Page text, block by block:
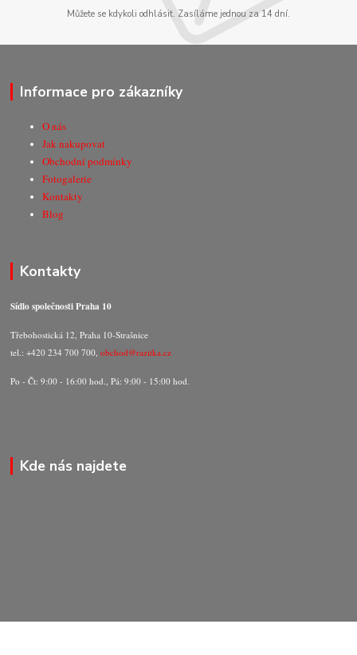
Můžete se kdykoli odhlásit. Zasíláme jednou za 14 dní.
Informace pro zákazníky
O nás
Jak nakupovat
Obchodní podmínky
Fotogalerie
Kontakty
Blog
Kontakty
Sídlo společnosti Praha 10
Třebohostická 12, Praha 10-Strašnice
tel.: +420 234 700 700,obchod@razitka.cz
Po - Čt: 9:00 - 16:00 hod., Pá: 9:00 - 15:00 hod.
Kde nás najdete